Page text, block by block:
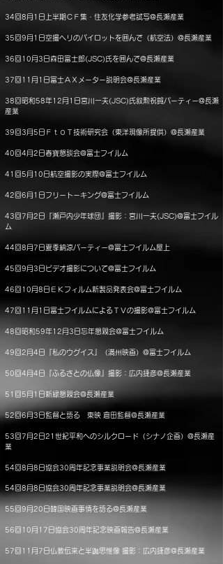
34回8月1日上半期ＣＦ集・住友化学参考試写@長瀬産業
35回9月1日空撮ヘリのパイロットを囲んで（航空法）@長瀬産業
36回10月3日森田富士郎(JSC)氏を囲んで@長瀬産業
37回11月1日富士ＡＸメーター説明会@長瀬産業
38回昭和58年12月1日宮川一夫(JSC)氏叙勲祝賀パーティー@長瀬
産業
39回3月5日ＦｔｏＴ技術研究会（東洋現像所提供）@長瀬産業
40回4月2日春寶懇談会@富士フイルム
41回5月10日航空撮影の実際@富士フイルム
42回6月1日フリートーキング@富士フイルム
43回7月2日『瀬戸内少年球団』撮影：宮川一夫(JSC)@富士フイル
ム
44回8月7日夏季納涼パーティー@富士フイルム屋上
45回9月3日ビデオ撮影について@富士フイルム
46回10月8日ＥＫフィルム新製品発表会@富士フイルム
47回11月1日富士フイルムによるＴＶの撮影@富士フイルム
48回昭和59年12月3日忘年懇親会@富士フイルム
49回2月4日『私のウグイス』（満州映画）@富士フイルム
50回4月4日『ふるさとの仏像』撮影：広内捷彦@長瀬産業
51回5月1日新緑懇親会@長瀬産業
52回6月3日監督と語る 東映 倉田監督@長瀬産業
53回7月2日21世紀平和へのシルクロード（シナノ企画）@長瀬産
業
54回8月8日協会30周年記念事業説明会@長瀬産業
54回8月8日協会30周年記念事業説明会@長瀬産業
55回9月20日韓国映画事情を語る@長瀬産業
56回10月17日協会30周年記念映画報告@長瀬産業
57回11月7日仏教伝来と半跏思惟像 撮影：広内捷彦@長瀬産業